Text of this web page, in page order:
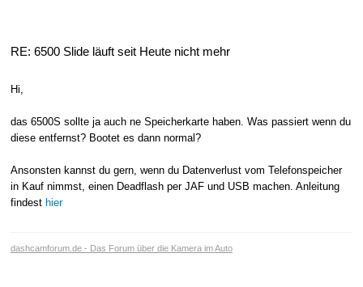
RE: 6500 Slide läuft seit Heute nicht mehr
Hi,
das 6500S sollte ja auch ne Speicherkarte haben. Was passiert wenn du
diese entfernst? Bootet es dann normal?
Ansonsten kannst du gern, wenn du Datenverlust vom Telefonspeicher
in Kauf nimmst, einen Deadflash per JAF und USB machen. Anleitung
findest hier
dashcamforum.de - Das Forum über die Kamera im Auto